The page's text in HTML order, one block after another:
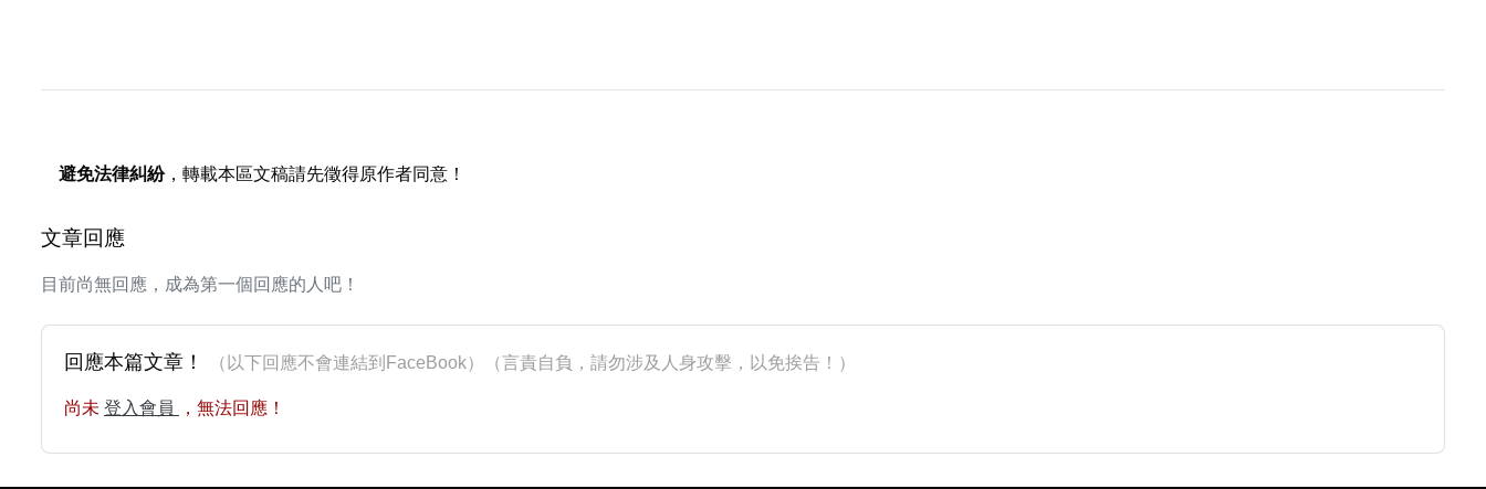
避免法律糾紛，轉載本區文稿請先徵得原作者同意！
文章回應
目前尚無回應，成為第一個回應的人吧！
回應本篇文章！ （以下回應不會連結到FaceBook）（言責自負，請勿涉及人身攻擊，以免挨告！）
尚未 登入會員 ，無法回應！